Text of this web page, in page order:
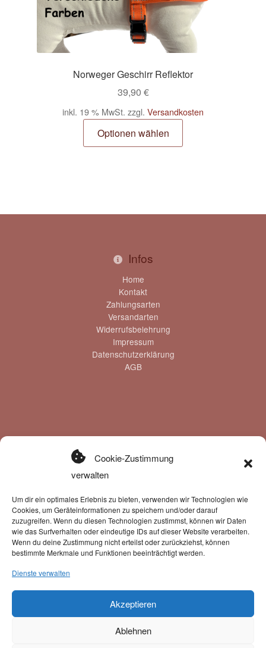
Cookie-Zustimmung
verwalten
Um dir ein optimales Erlebnis zu bieten, verwenden wir Technologien wie
Cookies, um Geräteinformationen zu speichern und/oder darauf
zuzugreifen. Wenn du diesen Technologien zustimmst, können wir Daten
wie das Surfverhalten oder eindeutige IDs auf dieser Website verarbeiten.
Wenn du deine Zustimmung nicht erteilst oder zurückziehst, können
bestimmte Merkmale und Funktionen beeinträchtigt werden.
Dienste verwalten
Akzeptieren
Ablehnen
Norweger Geschirr Reflektor
39,90 €
inkl. 19 % MwSt. zzgl. Versandkosten
Optionen wählen
Infos
Home
Kontakt
Zahlungsarten
Versandarten
Widerrufsbelehrung
Impressum
Datenschutzerklärung
AGB
Kategorien
Halsbänder
Leinen
Geschirre
Klettis